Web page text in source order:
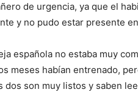
de urgencia, ya que el
y no pudo estar presente
española no estaba muy
meses habían entrenado,
dos son muy listos y saben